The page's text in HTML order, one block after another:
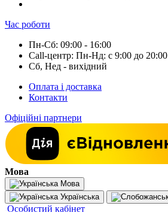
Час роботи
Пн-Сб: 09:00 - 16:00
Call-центр: Пн-Нд: с 9:00 до 20:00
Сб, Нед - вихідний
Оплата і доставка
Контакти
Офіційні партнери
Мова
Мова
Українська
Особистий кабінет